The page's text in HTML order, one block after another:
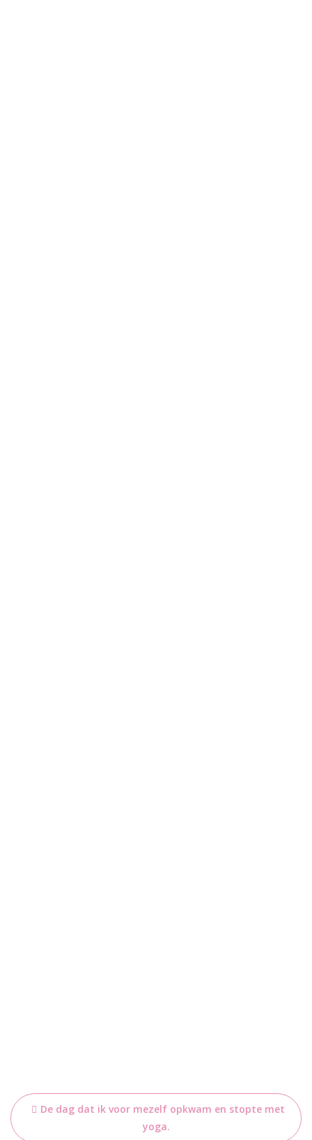
Bericht
navigatie
De dag dat ik voor mezelf opkwam en stopte met
yoga.